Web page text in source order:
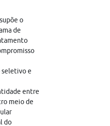
o
de
seletivo e
entre
meio de
do